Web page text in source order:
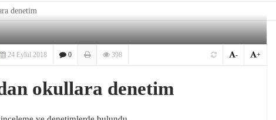
OBASI YAYLA ŞENLİĞİ
denetim
24 Eylül 2018 0 398 +
-
okullara denetim